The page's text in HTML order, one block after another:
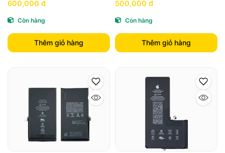
600,000 đ
Còn hàng
Thêm giỏ hàng
500,000 đ
Còn hàng
Thêm giỏ hàng